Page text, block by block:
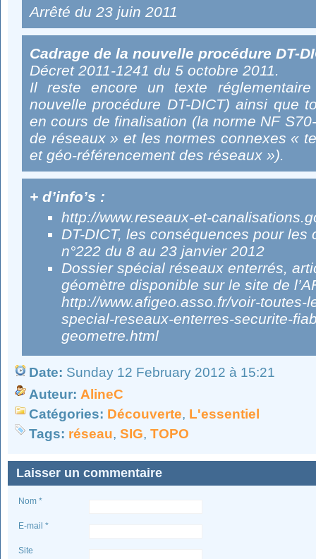
Arrêté du 23 juin 2011
Cadrage de la nouvelle procédure DT-
Décret 2011-1241 du 5 octobre 2011.
Il reste encore un texte
nouvelle procédure DT-DICT) ainsi que
en cours de finalisation (la norme NF
de réseaux » et les normes connexes «
et géo-référencement des réseaux »).
+ d’info’s :
http://www.reseaux-et-
DT-DICT, les conséquences pour les
n°222 du 8 au 23 janvier 2012
Dossier spécial réseaux enterrés,
géomètre disponible sur le site de
http://www.afigeo.asso.fr/voir-toutes-
special-reseaux-enterres-securite-
geometre.html
Date: Sunday 12 February 2012 à 15:21
Auteur: AlineC
Catégories: Découverte, L'essentiel
Tags: réseau, SIG, TOPO
Laisser un commentaire
Nom *
E-mail *
Site